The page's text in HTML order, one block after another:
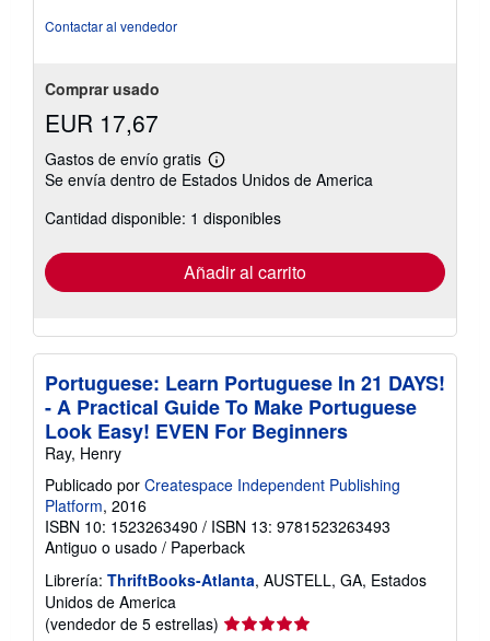
Contactar al vendedor
Comprar usado
EUR 17,67
Gastos de envío gratis
Más
información
las
tarifas
envío
Se envía dentro de Estados Unidos de America
Cantidad disponible: 1 disponibles
Añadir al carrito
Portuguese: Learn Portuguese In 21 DAYS!
- A Practical Guide To Make Portuguese
Look Easy! EVEN For Beginners
Ray, Henry
Publicado por Createspace Independent Publishing
Platform, 2016
ISBN 10: 1523263490 / ISBN 13: 9781523263493
Antiguo o usado / Paperback
Librería: ThriftBooks-Atlanta, AUSTELL, GA, Estados
Unidos de America
(vendedor de 5 estrellas) Calificación